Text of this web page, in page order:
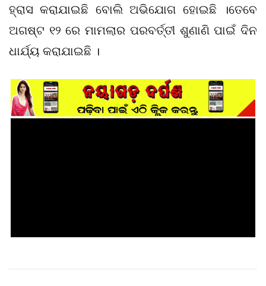
ହ୍ରାସ କରାଯାଇଛି ବୋଲି ଅଭିଯୋଗ ହୋଇଛି ।ତେବେ
ଅଗଷ୍ଟ ୧୨ ରେ ମାମଲାର ପରବର୍ତ୍ତୀ ଶୁଣାଣି ପାଇଁ ଦିନ
ଧାର୍ଯ୍ୟ କରାଯାଇଛି ।